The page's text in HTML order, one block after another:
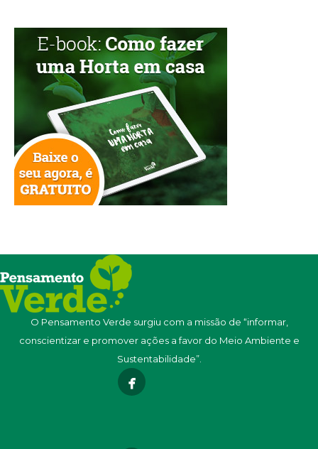
O Pensamento Verde surgiu com a missão de “informar,
conscientizar e promover ações a favor do Meio Ambiente e
Sustentabilidade”.